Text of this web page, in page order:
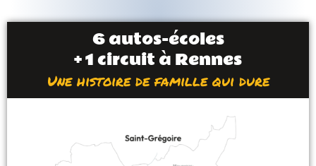
6 autos-écoles
+ 1 circuit à Rennes
Une histoire de famille qui dure